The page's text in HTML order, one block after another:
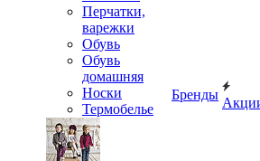
Перчатки,
варежки
Обувь
Обувь
домашняя
Носки
Термобелье
Бренды